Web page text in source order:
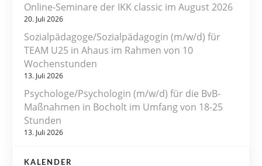
Online-Seminare der IKK classic im August 2026
20. Juli 2026
Sozialpädagoge/Sozialpädagogin (m/w/d) für
TEAM U25 in Ahaus im Rahmen von 10
Wochenstunden
13. Juli 2026
Psychologe/Psychologin (m/w/d) für die BvB-
Maßnahmen in Bocholt im Umfang von 18-25
Stunden
13. Juli 2026
KALENDER